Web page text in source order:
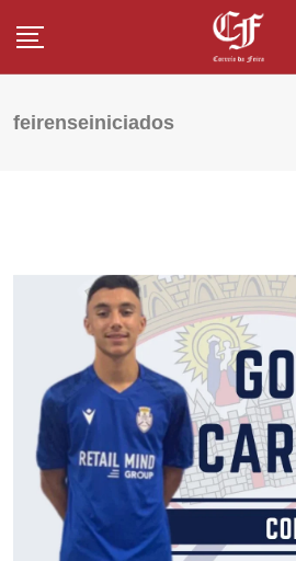
feirenseiniciados